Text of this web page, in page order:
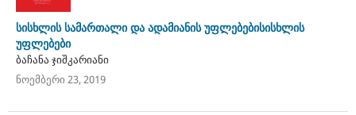
სისხლის სამართალი და ადამიანის უფლებებისისხლის
უფლებები
ბაჩანა ჯიშკარიანი
ნოემბერი 23, 2019